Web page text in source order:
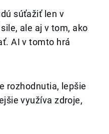
súťažiť len v
ale aj v tom, ako
AI v tomto hrá
rozhodnutia, lepšie
využíva zdroje,